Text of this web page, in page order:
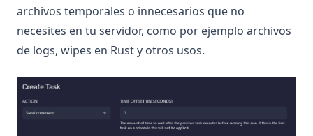
archivos temporales o innecesarios que no
necesites en tu servidor, como por ejemplo archivos
de logs, wipes en Rust y otros usos.